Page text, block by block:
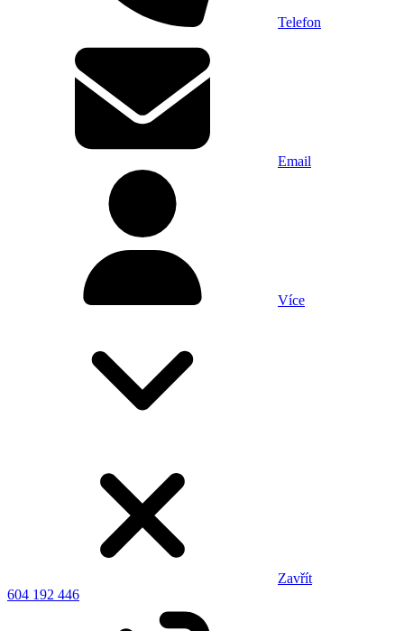
Telefon
Email
Více
Zavřít
604 192 446